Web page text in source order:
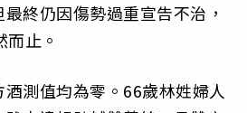
終仍因傷勢過重宣告不治，
止。
測值均為零。66歲林姓婦人